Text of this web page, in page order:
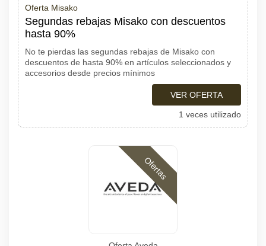
Oferta Misako
Segundas rebajas Misako con descuentos
hasta 90%
No te pierdas las segundas rebajas de Misako con
descuentos de hasta 90% en artículos seleccionados y
accesorios desde precios mínimos
VER OFERTA
1 veces utilizado
Ofertas